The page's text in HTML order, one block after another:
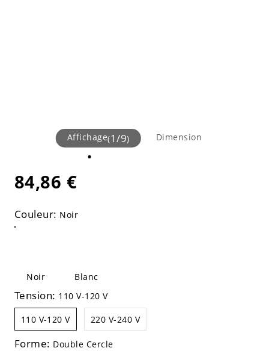
Affichage(1/9) Dimension
84,86 €
Couleur: Noir
Noir Blanc
Tension: 110 V-120 V
110 V-120 V 220 V-240 V
Forme: Double Cercle